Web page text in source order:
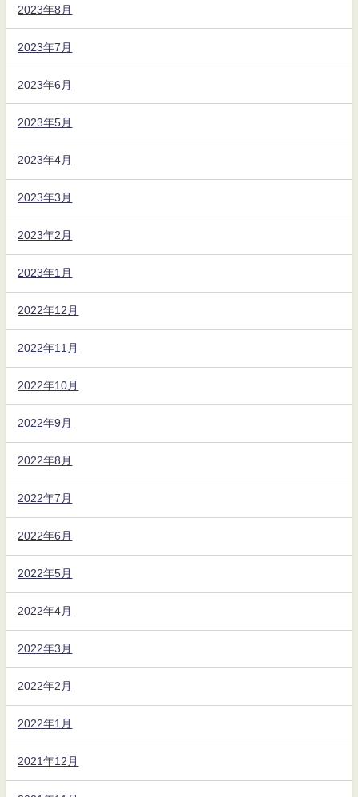
2023年8月
2023年7月
2023年6月
2023年5月
2023年4月
2023年3月
2023年2月
2023年1月
2022年12月
2022年11月
2022年10月
2022年9月
2022年8月
2022年7月
2022年6月
2022年5月
2022年4月
2022年3月
2022年2月
2022年1月
2021年12月